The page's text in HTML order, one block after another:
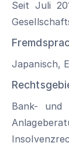
Seit Juli
Japanisch,
Bank- und